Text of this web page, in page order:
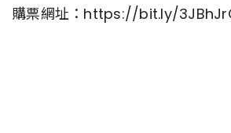
購票網址：https://bit.ly/